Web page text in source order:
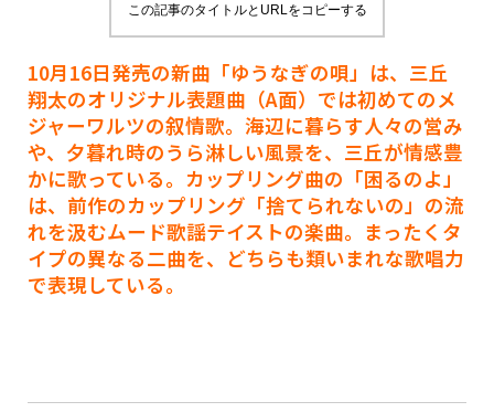
この記事のタイトルとURLをコピーする
10月16日発売の新曲「ゆうなぎの唄」は、三丘
翔太のオリジナル表題曲（A面）では初めてのメ
ジャーワルツの叙情歌。海辺に暮らす人々の営み
や、夕暮れ時のうら淋しい風景を、三丘が情感豊
かに歌っている。カップリング曲の「困るのよ」
は、前作のカップリング「捨てられないの」の流
れを汲むムード歌謡テイストの楽曲。まったくタ
イプの異なる二曲を、どちらも類いまれな歌唱力
で表現している。